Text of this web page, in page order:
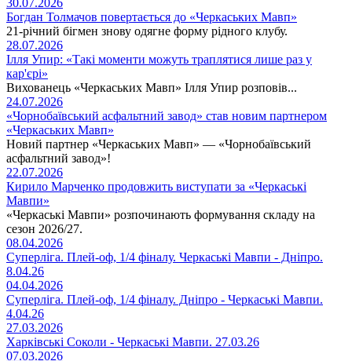
Богдан Толмачов повертається до «Черкаських Мавп»
21-річний бігмен знову одягне форму рідного клубу.
28.07.2026
Ілля Упир: «Такі моменти можуть траплятися лише раз у
кар'єрі»
Вихованець «Черкаських Мавп» Ілля Упир розповів...
24.07.2026
«Чорнобаївський асфальтний завод» став новим партнером
«Черкаських Мавп»
Новий партнер «Черкаських Мавп» — «Чорнобаївський
асфальтний завод»!
22.07.2026
Кирило Марченко продовжить виступати за «Черкаські
Мавпи»
«Черкаські Мавпи» розпочинають формування складу на
сезон 2026/27.
08.04.2026
Суперліга. Плей-оф, 1/4 фіналу. Черкаські Мавпи - Дніпро.
8.04.26
04.04.2026
Суперліга. Плей-оф, 1/4 фіналу. Дніпро - Черкаські Мавпи.
4.04.26
27.03.2026
Харківські Соколи - Черкаські Мавпи. 27.03.26
07.03.2026